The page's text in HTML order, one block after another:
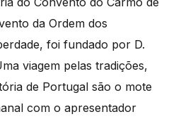
da Ordem dos
foi fundado por D.
viagem pelas tradições,
de Portugal são o mote
com o apresentador